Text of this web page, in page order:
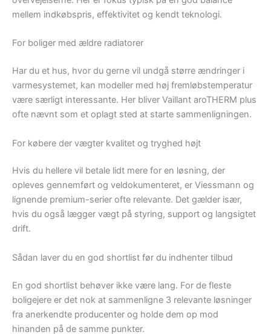
mellem indkøbspris, effektivitet og kendt teknologi.
For boliger med ældre radiatorer
Har du et hus, hvor du gerne vil undgå større ændringer i
varmesystemet, kan modeller med høj fremløbstemperatur
være særligt interessante. Her bliver Vaillant aroTHERM plus
ofte nævnt som et oplagt sted at starte sammenligningen.
For købere der vægter kvalitet og tryghed højt
Hvis du hellere vil betale lidt mere for en løsning, der
opleves gennemført og veldokumenteret, er Viessmann og
lignende premium-serier ofte relevante. Det gælder især,
hvis du også lægger vægt på styring, support og langsigtet
drift.
Sådan laver du en god shortlist før du indhenter tilbud
En god shortlist behøver ikke være lang. For de fleste
boligejere er det nok at sammenligne 3 relevante løsninger
fra anerkendte producenter og holde dem op mod
hinanden på de samme punkter.